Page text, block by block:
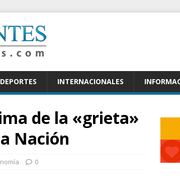
DEPORTES INTERNACIONALES
de la «grieta»
Nación
0